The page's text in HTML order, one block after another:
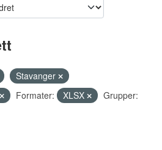
Stavanger
Formater: XLSX
Grupper: